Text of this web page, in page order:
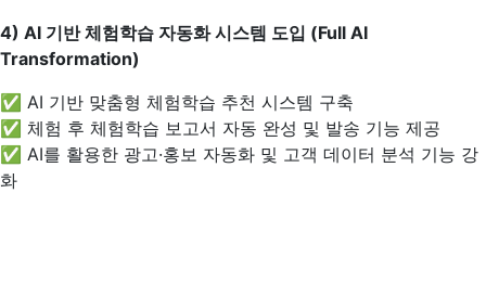
4) AI 기반 체험학습 자동화 시스템 도입 (Full AI
Transformation)
✅ AI 기반 맞춤형 체험학습 추천 시스템 구축
✅ 체험 후 체험학습 보고서 자동 완성 및 발송 기능 제공
✅ AI를 활용한 광고·홍보 자동화 및 고객 데이터 분석 기능 강
화